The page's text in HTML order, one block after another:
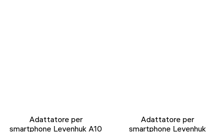
Adattatore per
smartphone Levenhuk A10
Adattatore per
smartphone Levenhuk